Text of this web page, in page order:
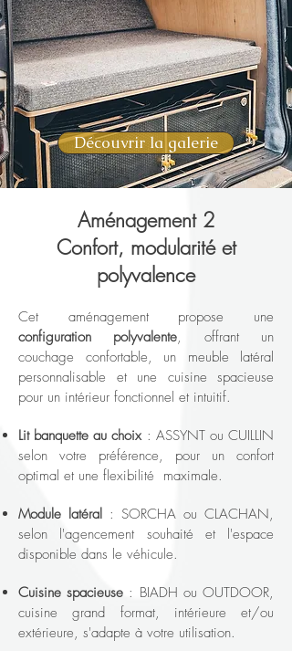
Découvrir la galerie
Aménagement 2
Confort, modularité et
polyvalence
Cet aménagement propose une
configuration polyvalente, offrant un
couchage confortable, un meuble latéral
personnalisable et une cuisine spacieuse
pour un intérieur fonctionnel et intuitif.
Lit banquette au choix: ASSYNT ou CUILLIN
selon votre préférence, pour un confort
optimal et une flexibilité maximale.
Module latéral : SORCHA ou CLACHAN,
selon l'agencement souhaité et l'espace
disponible dans le véhicule.
Cuisine spacieuse : BIADH ou OUTDOOR,
cuisine grand format, intérieure et/ou
extérieure, s'adapte à votre utilisation.